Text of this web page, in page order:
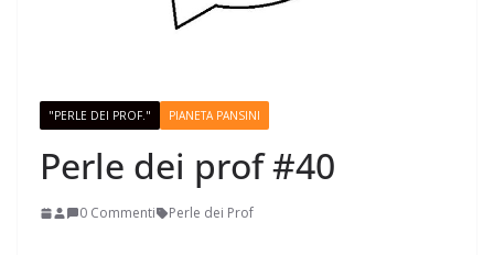
"PERLE DEI PROF." PIANETA PANSINI
Perle dei prof #40
0 Commenti Perle dei Prof